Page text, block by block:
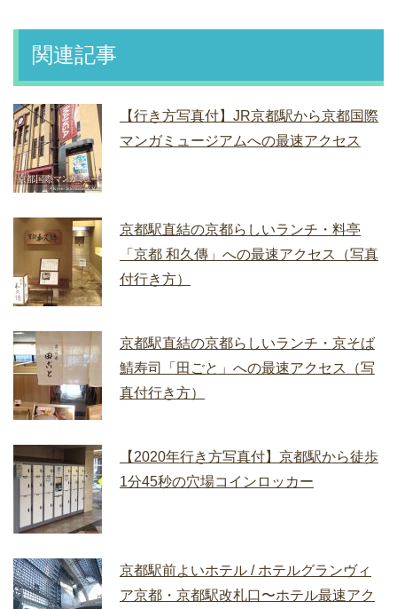
関連記事
【行き方写真付】JR京都駅から京都国際
マンガミュージアムへの最速アクセス
京都駅直結の京都らしいランチ・料亭
「京都 和久傳」への最速アクセス（写真
付行き方）
京都駅直結の京都らしいランチ・京そば
鯖寿司「田ごと」への最速アクセス（写
真付行き方）
【2020年行き方写真付】京都駅から徒歩
1分45秒の穴場コインロッカー
京都駅前よいホテル / ホテルグランヴィ
ア京都・京都駅改札口〜ホテル最速アク